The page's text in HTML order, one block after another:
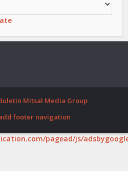
Mitsal Media Group
footer navigation
pagead/js/